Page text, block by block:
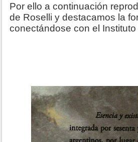
Por ello a continuación
de Roselli y destacamos la
conectándose con el